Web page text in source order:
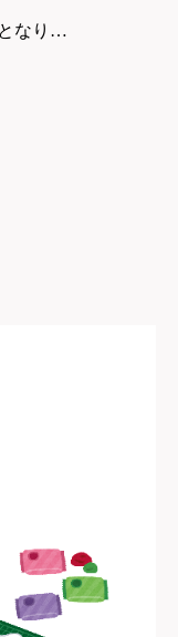
なり…